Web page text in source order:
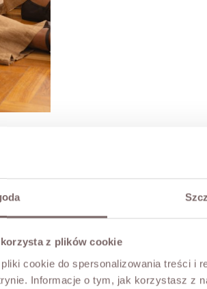
z plików cookie
cookie do spersonalizowania treści i
Informacje o tym, jak korzystasz z